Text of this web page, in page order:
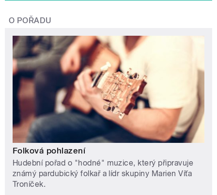
O POŘADU
Folková pohlazení
Hudební pořad o "hodné" muzice, který připravuje
známý pardubický folkař a lídr skupiny Marien Víťa
Troníček.